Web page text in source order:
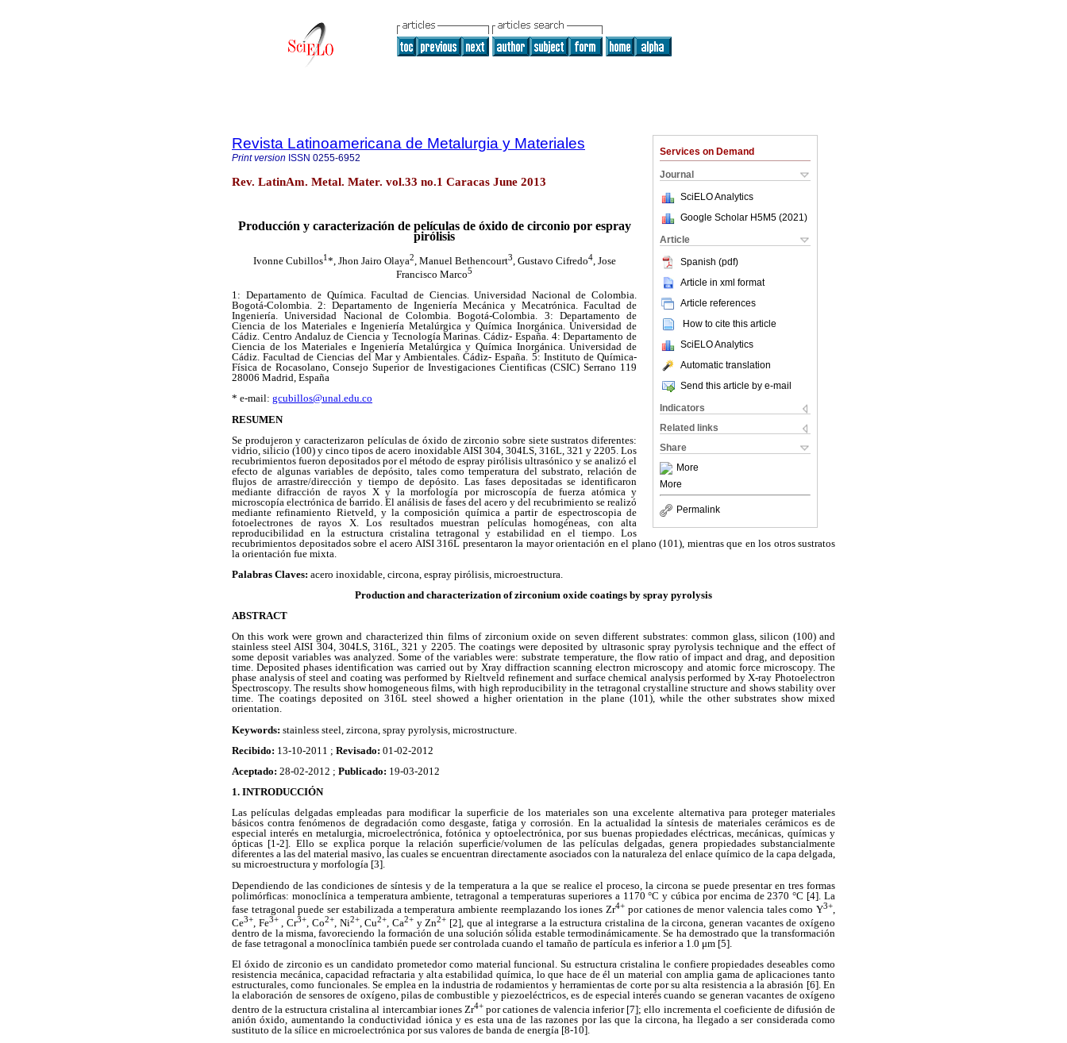
Services on Demand
Journal
SciELO Analytics
Google Scholar H5M5 (2021 )
Article
Spanish (pdf)
Article in xml format
Article references
How to cite this article
SciELO Analytics
Automatic translation
Send this article by e-mail
Indicators
Related links
Share
More
More
Permalink
Revista Latinoamericana de Metalurgia y Materiales
Print version ISSN 0255-6952
Rev. LatinAm. Metal. Mater. vol.33 no.1 Caracas June 2013
Producción y caracterización de películas de óxido de circonio por espray
pirólisis
Ivonne Cubillos1*, Jhon Jairo Olaya2 , Manuel Bethencourt3 , Gustavo Cifredo4, Jose
Francisco Marco5
1: Departamento de Química. Facultad de Ciencias. Universidad Nacional de Colombia.
Bogotá-Colombia. 2: Departamento de Ingeniería Mecánica y Mecatrónica. Facultad de
Ingeniería. Universidad Nacional de Colombia. Bogotá-Colombia. 3: Departamento de
Ciencia de los Materiales e Ingeniería Metalúrgica y Química Inorgánica. Universidad de
Cádiz. Centro Andaluz de Ciencia y Tecnología Marinas. Cádiz- España. 4: Departamento de
Ciencia de los Materiales e Ingeniería Metalúrgica y Química Inorgánica. Universidad de
Cádiz. Facultad de Ciencias del Mar y Ambientales. Cádiz- España. 5: Instituto de Química-
Física de Rocasolano, Consejo Superior de Investigaciones Cientificas (CSIC) Serrano 119
28006 Madrid, España
* e-mail: gcubillos@unal.edu.co
RESUMEN
Se produjeron y caracterizaron películas de óxido de zirconio sobre siete sustratos diferentes:
vidrio, silicio (100) y cinco tipos de acero inoxidable AISI 304, 304LS, 316L, 321 y 2205. Los
recubrimientos fueron depositados por el método de espray pirólisis ultrasónico y se analizó el
efecto de algunas variables de depósito, tales como temperatura del substrato, relación de
flujos de arrastre/dirección y tiempo de depósito. Las fases depositadas se identificaron
mediante difracción de rayos X y la morfología por microscopía de fuerza atómica y
microscopía electrónica de barrido. El análisis de fases del acero y del recubrimiento se realizó
mediante refinamiento Rietveld, y la composición química a partir de espectroscopia de
fotoelectrones de rayos X. Los resultados muestran películas homogéneas, con alta
reproducibilidad en la estructura cristalina tetragonal y estabilidad en el tiempo. Los
recubrimientos depositados sobre el acero AISI 316L presentaron la mayor orientación en el plano (101), mientras que en los otros sustratos
la orientación fue mixta.
Palabras Claves: acero inoxidable, circona, espray pirólisis, microestructura.
Production and characterization of zirconium oxide coatings by spray pyrolysis
ABSTRACT
On this work were grown and characterized thin films of zirconium oxide on seven different substrates: common glass, silicon (100) and
stainless steel AISI 304, 304LS, 316L, 321 y 2205. The coatings were deposited by ultrasonic spray pyrolysis technique and the effect of
some deposit variables was analyzed. Some of the variables were: substrate temperature, the flow ratio of impact and drag, and deposition
time. Deposited phases identification was carried out by Xray diffraction scanning electron microscopy and atomic force microscopy. The
phase analysis of steel and coating was performed by Rieltveld refinement and surface chemical analysis performed by X-ray Photoelectron
Spectroscopy. The results show homogeneous films, with high reproducibility in the tetragonal crystalline structure and shows stability over
time. The coatings deposited on 316L steel showed a higher orientation in the plane (101), while the other substrates show mixed
orientation.
Keywords: stainless steel, zircona, spray pyrolysis, microstructure.
Recibido: 13-10-2011 ; Revisado: 01-02-2012
Aceptado: 28-02-2012 ; Publicado: 19-03-2012
1. INTRODUCCIÓN
Las películas delgadas empleadas para modificar la superficie de los materiales son una excelente alternativa para proteger materiales
básicos contra fenómenos de degradación como desgaste, fatiga y corrosión. En la actualidad la síntesis de materiales cerámicos es de
especial interés en metalurgia, microelectrónica, fotónica y optoelectrónica, por sus buenas propiedades eléctricas, mecánicas, químicas y
ópticas [1-2]. Ello se explica porque la relación superficie/volumen de las películas delgadas, genera propiedades substancialmente
diferentes a las del material masivo, las cuales se encuentran directamente asociados con la naturaleza del enlace químico de la capa delgada,
su microestructura y morfología [3].
Dependiendo de las condiciones de síntesis y de la temperatura a la que se realice el proceso, la circona se puede presentar en tres formas
polimórficas: monoclínica a temperatura ambiente, tetragonal a temperaturas superiores a 1170 °C y cúbica por encima de 2370 °C [4]. La
fase tetragonal puede ser estabilizada a temperatura ambiente reemplazando los iones Zr4+ por cationes de menor valencia tales como Y3+
Ce3+, Fe3+, Cr3+, Co2+, Ni2+, Cu2+, Ca2+ y Zn2+ [2], que al integrarse a la estructura cristalina de la circona, generan vacantes de oxígeno
dentro de la misma, favoreciendo la formación de una solución sólida estable termodinámicamente. Se ha demostrado que la transformación
de fase tetragonal a monoclínica también puede ser controlada cuando el tamaño de partícula es inferior a 1.0 μm [5].
El óxido de zirconio es un candidato prometedor como material funcional. Su estructura cristalina le confiere propiedades deseables como
resistencia mecánica, capacidad refractaria y alta estabilidad química, lo que hace de él un material con amplia gama de aplicaciones tanto
estructurales, como funcionales. Se emplea en la industria de rodamientos y herramientas de corte por su alta resistencia a la abrasión [6]. En
la elaboración de sensores de oxígeno, pilas de combustible y piezoeléctricos, es de especial interés cuando se generan vacantes de oxígeno
dentro de la estructura cristalina al intercambiar iones Zr4+por cationes de valencia inferior [7]; ello incrementa el coeficiente de difusión de
anión óxido, aumentando la conductividad iónica y es esta una de las razones por las que la circona, ha llegado a ser considerada como
sustituto de la sílice en microelectrónica por sus valores de banda de energía [8-10].